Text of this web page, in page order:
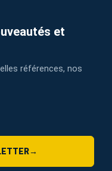
et
références, nos
→